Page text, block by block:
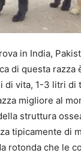
in India,
di questa razza
di vita, 1-3 litri di
migliore al
struttura
tipicamente di
rotonda che le